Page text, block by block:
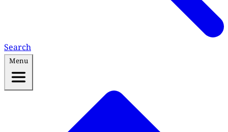
Search
Menu